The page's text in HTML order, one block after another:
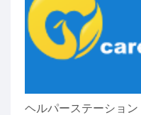
ヘルパーステーショ